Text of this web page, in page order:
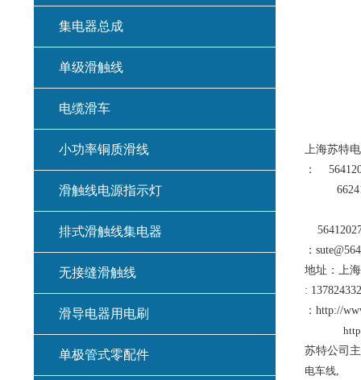
上海苏特
：
：
地址：上
:
： http://
苏特公司
电车线,
集电器总成
单级滑触线
电缆滑车
小功率铜质滑线
滑触线电源指示灯
排式滑触线集电器
无接缝滑触线
滑导电器用电刷
单极管式零配件